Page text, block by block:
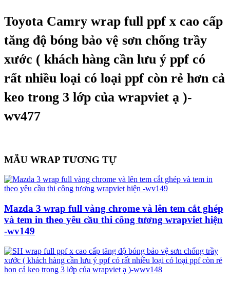
Toyota Camry wrap full ppf x cao cấp
tăng độ bóng bảo vệ sơn chống trầy
xước ( khách hàng cần lưu ý ppf có
rất nhiều loại có loại ppf còn rẻ hơn cả
keo trong 3 lớp của wrapviet ạ )-
wv477
MẪU WRAP TƯƠNG TỰ
Mazda 3 wrap full vàng chrome và lên tem cắt ghép
và tem in theo yêu cầu thi công tương wrapviet hiện
-wv149